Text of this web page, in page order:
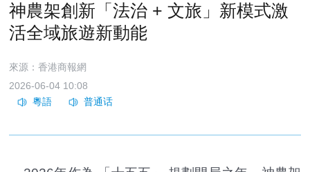
神農架創新「法治 + 文旅」新模式激
活全域旅遊新動能
來源：香港商報網
2026-06-04 10:08